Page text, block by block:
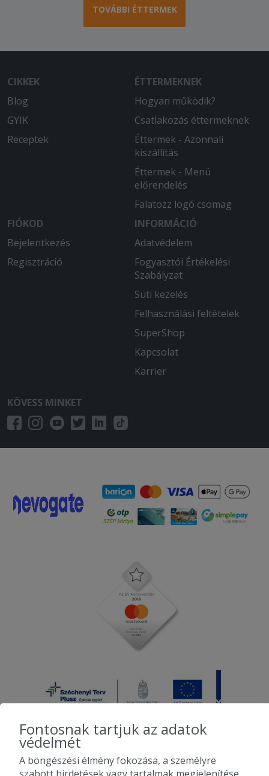
TOVÁBBI ÉTTERMEK
CIKKEK
Blog
GYIK
Receptek
ÉTTERMEKNEK
Hogyan működik?
Csatlakozás éttermeknek
Éttermek - Azonnali
kiszállítás
Éttermek - Menü
előrendelés
Falatozz logó csomag
FIÓKOD
Bejelentkezés
Regisztráció
INFORMÁCIÓ
Adatvédelem
Fogyasztói Értékelési
Szabályzat
Süti kezelés
Felhasználási feltételek
SuperShop
Kapcsolat
Karrier
KÖVESS MINKET
2010-2026 Copyright - Falatozz.hu - Diston-line Kft.
Fontosnak tartjuk az adatok
védelmét
A böngészési élmény fokozása, a személyre